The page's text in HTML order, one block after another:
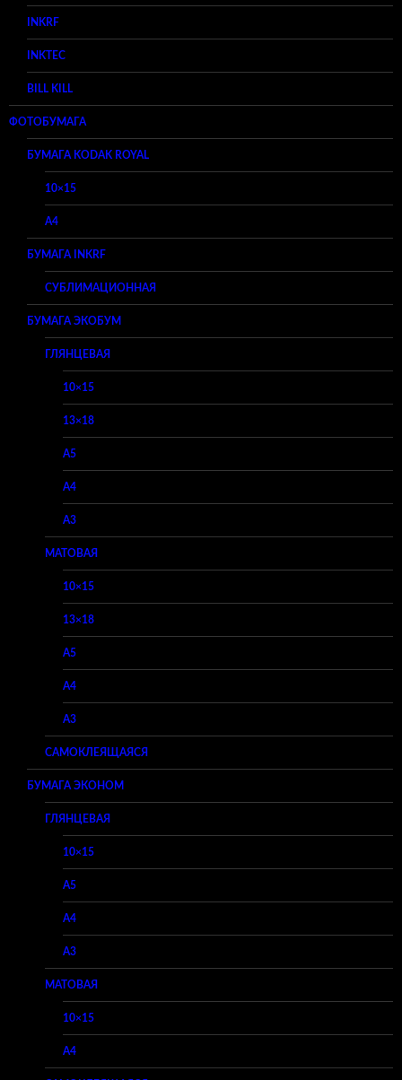
INKRF
INKTEC
BILL KILL
ФОТОБУМАГА
БУМАГА KODAK ROYAL
10×15
A4
БУМАГА INKRF
СУБЛИМАЦИОННАЯ
БУМАГА ЭКОБУМ
ГЛЯНЦЕВАЯ
10×15
13×18
A5
A4
A3
МАТОВАЯ
10×15
13×18
A5
A4
A3
САМОКЛЕЯЩАЯСЯ
БУМАГА ЭКОНОМ
ГЛЯНЦЕВАЯ
10×15
A5
A4
A3
МАТОВАЯ
10×15
A4